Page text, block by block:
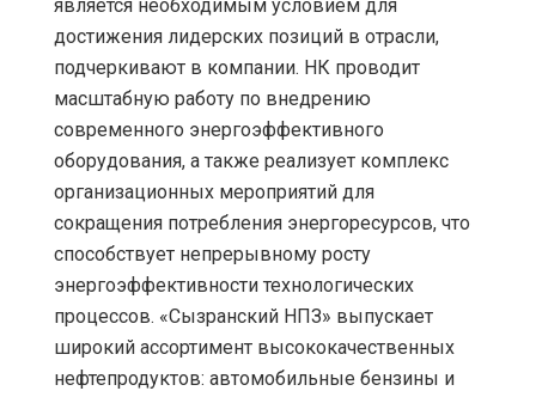
является необходимым условием для
достижения лидерских позиций в отрасли,
подчеркивают в компании. НК проводит
масштабную работу по внедрению
современного энергоэффективного
оборудования, а также реализует комплекс
организационных мероприятий для
сокращения потребления энергоресурсов, что
способствует непрерывному росту
энергоэффективности технологических
процессов. «Сызранский НПЗ» выпускает
широкий ассортимент высококачественных
нефтепродуктов: автомобильные бензины и